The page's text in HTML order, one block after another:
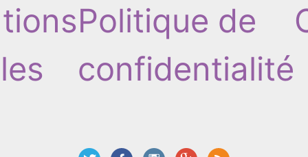
Politique de
confidentialité